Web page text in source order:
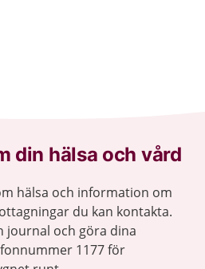
din hälsa och vård
hälsa och information om
du kan kontakta.
journal och göra dina
1177 för